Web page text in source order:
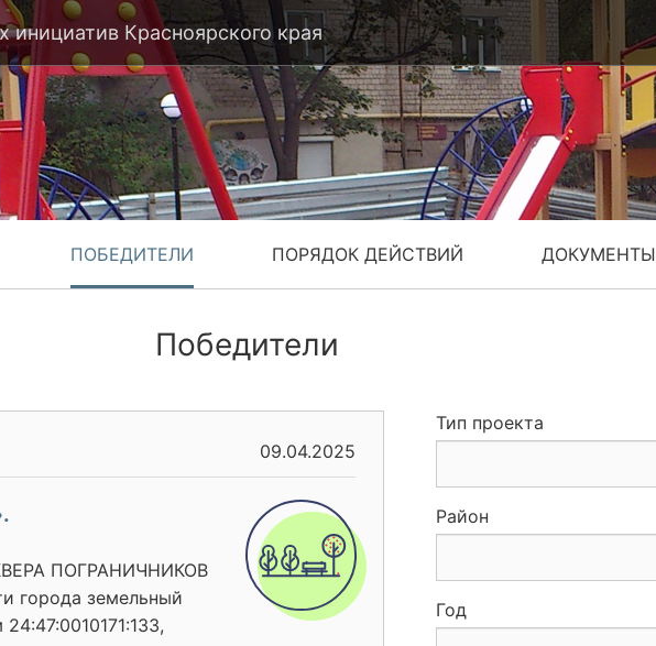
Красноярского края
ПОБЕДИТЕЛИ ПОРЯДОК ДЕЙСТВИЙ ДОКУМЕНТЫ
Победители
09.04.2025
ПОГРАНИЧНИКОВ
города земельный
Тип проекта
Район
Год